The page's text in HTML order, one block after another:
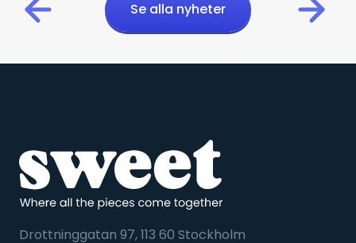
Se alla nyheter
Drottninggatan 97, 113 60 Stockholm